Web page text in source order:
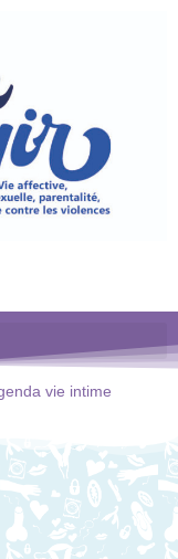
vie intime